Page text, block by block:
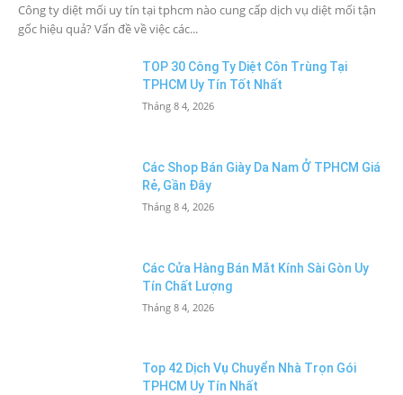
Công ty diệt mối uy tín tại tphcm nào cung cấp dịch vụ diệt mối tận
gốc hiệu quả? Vấn đề về việc các...
TOP 30 Công Ty Diệt Côn Trùng Tại
TPHCM Uy Tín Tốt Nhất
Tháng 8 4, 2026
Các Shop Bán Giày Da Nam Ở TPHCM Giá
Rẻ, Gần Đây
Tháng 8 4, 2026
Các Cửa Hàng Bán Mắt Kính Sài Gòn Uy
Tín Chất Lượng
Tháng 8 4, 2026
Top 42 Dịch Vụ Chuyển Nhà Trọn Gói
TPHCM Uy Tín Nhất